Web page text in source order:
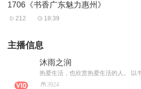
1706《书香广东魅力惠州》
212 18:39
主播信息
沐雨之润
3924